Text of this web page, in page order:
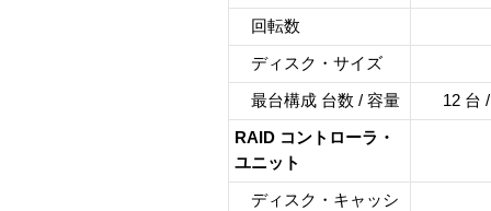
回転数
ディスク・サイズ
最台構成 台数 / 容量 12 台
RAID コントローラ・
ユニット
ディスク・キャッシ